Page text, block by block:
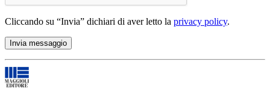
Cliccando su “Invia” dichiari di aver letto la privacy policy.